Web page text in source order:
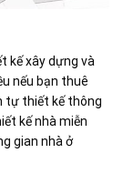
kế xây dựng và
nếu bạn thuê
tự thiết kế thông
kế nhà miễn
gian nhà ở